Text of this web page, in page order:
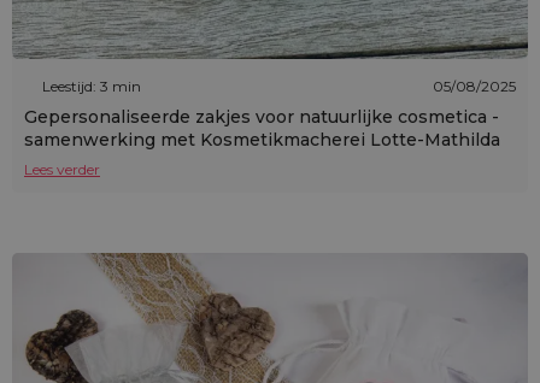
Leestijd: 3 min 05/08/2025
Gepersonaliseerde zakjes voor natuurlijke cosmetica -
samenwerking met Kosmetikmacherei Lotte-Mathilda
Lees verder